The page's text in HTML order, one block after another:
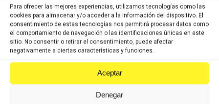
Para ofrecer las mejores experiencias, utilizamos tecnologías como las
cookies para almacenar y/o acceder a la información del dispositivo. El
consentimiento de estas tecnologías nos permitirá procesar datos como
el comportamiento de navegación o las identificaciones únicas en este
sitio. No consentir o retirar el consentimiento, puede afectar
negativamente a ciertas características y funciones.
Aceptar
Denegar
Comprar
VISÍTANOS